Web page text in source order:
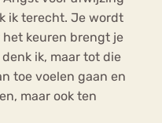
ik terecht. Je wordt
het keuren brengt je
ik, maar tot die
toe voelen gaan en
maar ook ten